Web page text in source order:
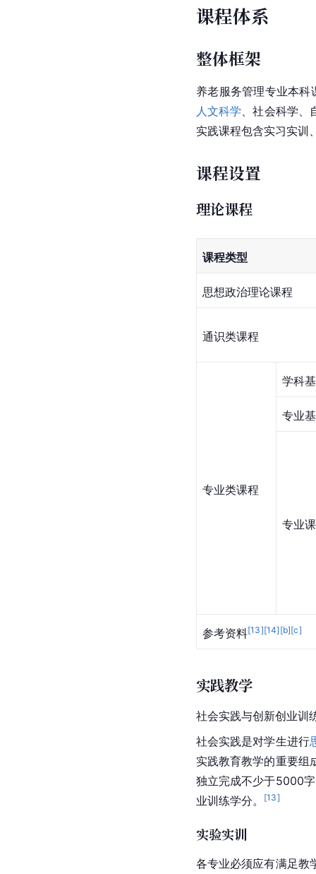
课程体系
整体框架
养老服务管理专业本
人文科学、社会科学、
实践课程包含实习实训
课程设置
理论课程
课程类型
思想政治理论课程
通识类课程
专业类课程
学科
专业
专业
参考资料[13][14] [b][c]
实践教学
社会实践与创新创业训
社会实践是对学生进行
实践教育教学的重要组
独立完成不少于5000
业训练学分。
[13]
实验实训
各专业必须应有满足教